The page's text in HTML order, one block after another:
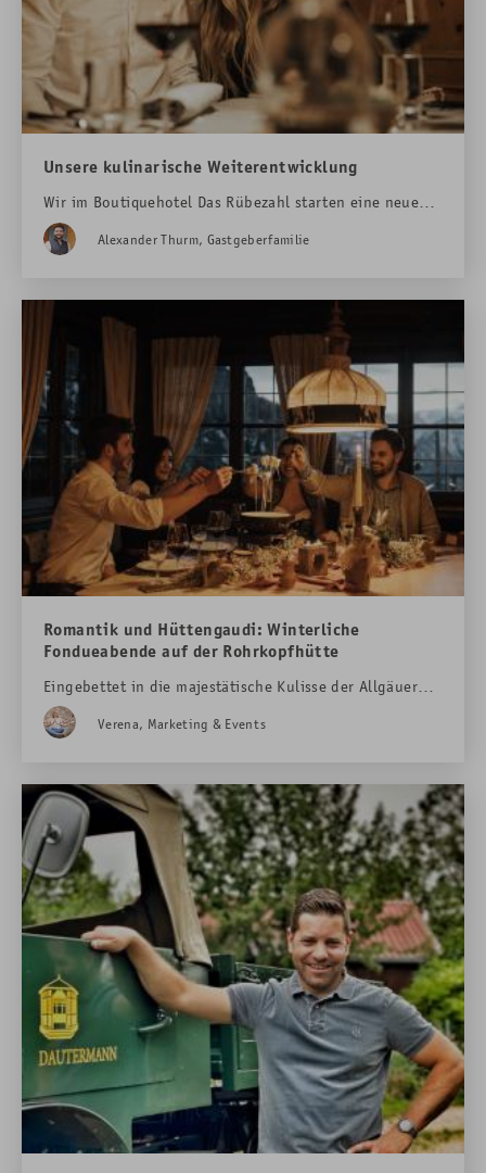
Unsere kulinarische Weiterentwicklung
Wir im Boutiquehotel Das Rübezahl starten eine neue
kulinarische Reise und machen Platz für neue
kulinarische Gourmet-Events, Gartenfeste mit Live-
Verwöhnpension – besonders wurde diesesmal an
unsere vegetarischen und veganen Gäste gedacht.
Alexander Thurm, Gastgeberfamilie
Romantik und Hüttengaudi: Winterliche
Fondueabende auf der Rohrkopfhütte
Eingebettet in die majestätische Kulisse der Allgäuer
Alpen, nahe dem weltberühmten Schloss
Neuschwanstein, verbirgt sich ein besonderes Bergjuwel
Verena, Marketing & Events